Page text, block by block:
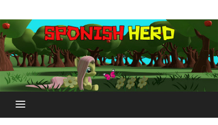
al
contenido
SPONISH HERD